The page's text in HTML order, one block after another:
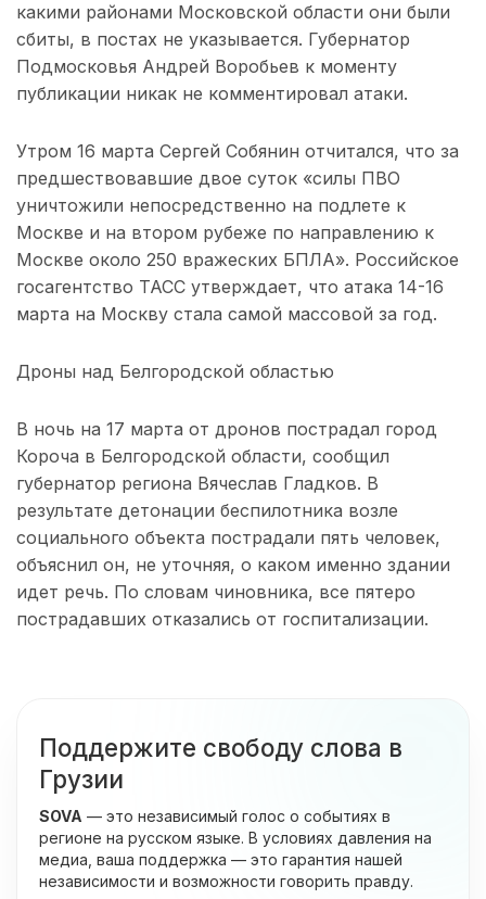
какими районами Московской области они были
сбиты, в постах не указывается. Губернатор
Подмосковья Андрей Воробьев к моменту
публикации никак не комментировал атаки.
Утром 16 марта Сергей Собянин отчитался, что за
предшествовавшие двое суток «силы ПВО
уничтожили непосредственно на подлете к
Москве и на втором рубеже по направлению к
Москве около 250 вражеских БПЛА». Российское
госагентство ТАСС утверждает, что атака 14-16
марта на Москву стала самой массовой за год.
Дроны над Белгородской областью
В ночь на 17 марта от дронов пострадал город
Короча в Белгородской области, сообщил
губернатор региона Вячеслав Гладков. В
результате детонации беспилотника возле
социального объекта пострадали пять человек,
объяснил он, не уточняя, о каком именно здании
идет речь. По словам чиновника, все пятеро
пострадавших отказались от госпитализации.
Поддержите свободу слова в
Грузии
SOVA — это независимый голос о событиях в
регионе на русском языке. В условиях давления на
медиа, ваша поддержка — это гарантия нашей
независимости и возможности говорить правду.